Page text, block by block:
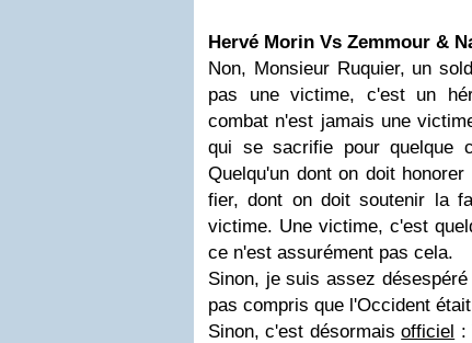
Hervé Morin Vs Zemmour &
Non, Monsieur Ruquier, un
pas une victime, c'est un
combat n'est jamais une
qui se sacrifie pour quelque
Quelqu'un dont on doit
fier, dont on doit soutenir la
victime. Une victime, c'est
ce n'est assurément pas cela.
Sinon, je suis assez
pas compris que l'Occident
Sinon, c'est désormaisofficiel :